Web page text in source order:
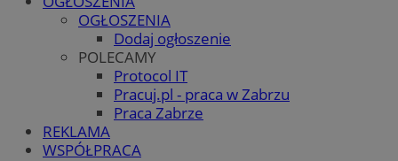
OGŁOSZENIA
Dodaj ogłoszenie
POLECAMY
Protocol IT
Pracuj.pl - praca w Zabrzu
Praca Zabrze
REKLAMA
WSPÓŁPRACA